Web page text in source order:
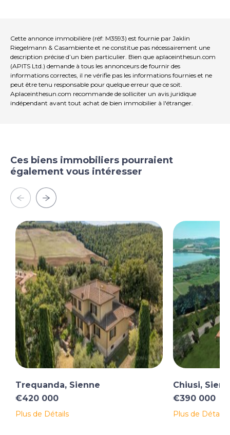
oliveraie, jardin.
G performance énergétique globale: >175 kWh/m²*a
Commission d'achat: 4,88 (4% plus 22% TVA) du prix
d'achat.
Propriété M3593
Cette annonce immobilière (réf: M3593) est fournie par Jaklin
Riegelmann & Casambiente et ne constitue pas nécessairement une
description précise d’un bien particulier. Bien que aplaceinthesun.com
(APITS Ltd.) demande à tous les annonceurs de fournir des
informations correctes, il ne vérifie pas les informations fournies et ne
peut être tenu responsable pour quelque erreur que ce soit.
Aplaceinthesun.com recommande de solliciter un avis juridique
indépendant avant tout achat de bien immobilier à l'étranger.
Ces biens immobiliers pourraient
également vous intéresser
Trequanda, Sienne
€420 000
Plus de Détails
Chiusi,
€390 000
Plus de Détails